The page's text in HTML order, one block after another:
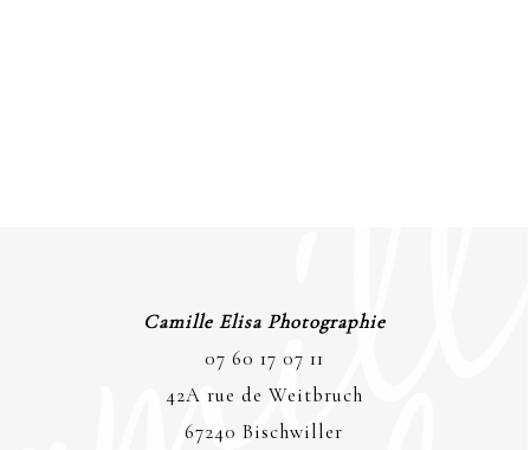
Camille Elisa Photographie
07 60 17 07 11
42A rue de Weitbruch
67240 Bischwiller